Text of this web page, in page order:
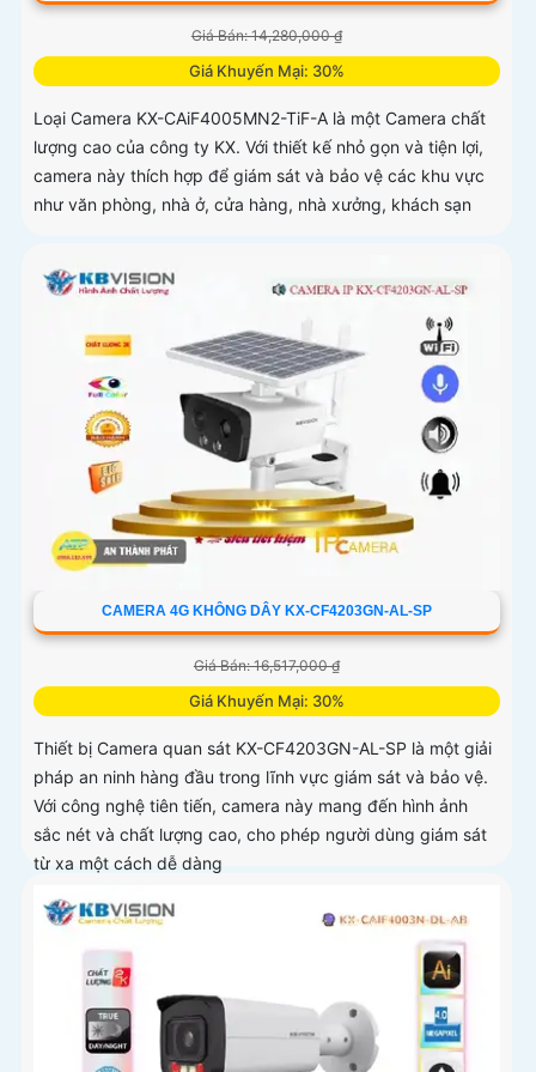
Giá Bán: 14,280,000 ₫
Giá Khuyến Mại: 30%
Loại Camera KX-CAiF4005MN2-TiF-A là một Camera chất
lượng cao của công ty KX. Với thiết kế nhỏ gọn và tiện lợi,
camera này thích hợp để giám sát và bảo vệ các khu vực
như văn phòng, nhà ở, cửa hàng, nhà xưởng, khách sạn
CAMERA 4G KHÔNG DÂY KX-CF4203GN-AL-SP
Giá Bán: 16,517,000 ₫
Giá Khuyến Mại: 30%
Thiết bị Camera quan sát KX-CF4203GN-AL-SP là một giải
pháp an ninh hàng đầu trong lĩnh vực giám sát và bảo vệ.
Với công nghệ tiên tiến, camera này mang đến hình ảnh
sắc nét và chất lượng cao, cho phép người dùng giám sát
từ xa một cách dễ dàng